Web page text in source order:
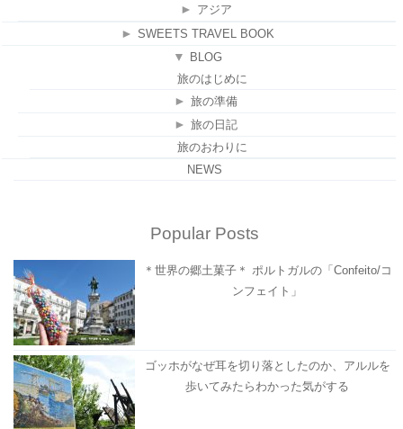
► アジア
► SWEETS TRAVEL BOOK
▼ BLOG
旅のはじめに
► 旅の準備
► 旅の日記
旅のおわりに
NEWS
Popular Posts
＊世界の郷土菓子＊ ポルトガルの「Confeito/コ
ンフェイト」
ゴッホがなぜ耳を切り落としたのか、アルルを
歩いてみたらわかった気がする